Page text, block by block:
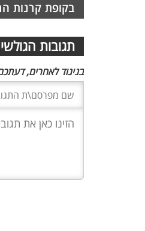
בקופת קרנות
תגובות
בניגוד לאחרים,